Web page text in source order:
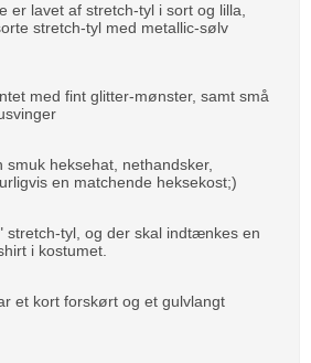
er lavet af stretch-tyl i sort og lilla,
stretch-tyl med metallic-sølv
med fint glitter-mønster, samt små
heksehat, nethandsker,
en matchende heksekost;)
stretch-tyl, og der skal indtænkes en
i kostumet.
et kort forskørt og et gulvlangt